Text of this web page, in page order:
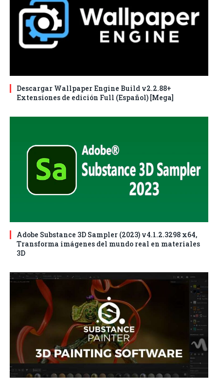
Descargar Wallpaper Engine Build v2.2.88+
Extensiones de edición Full (Español) [Mega]
Adobe Substance 3D Sampler (2023) v4.1.2.3298 x64,
Transforma imágenes del mundo real en materiales
3D